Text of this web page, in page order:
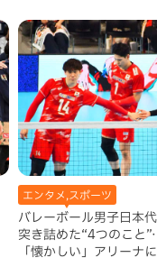
エンタメ,スポーツ
バレーボール男子日本
突き詰めた“4つのこと
「懐かしい」アリーナ